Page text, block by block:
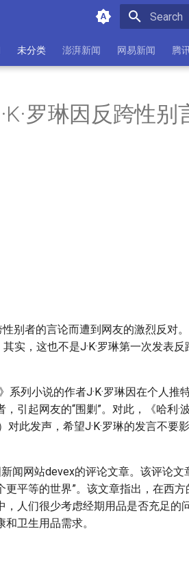
未分类 澎湃新闻 网易新闻 腾
罗琳因反跨性别
别者的言论而遭到网友的激烈反对
实，这也不是J·K·罗琳第一次发表
系列小说的作者J·K·罗琳因在个人推
引起网友的“围剿”。对此，《哈利·
此发声，希望J·K·罗琳的发言不要
闻网站devex的评论文章。该评论文
平等的世界”。该文章指出，在西
人们很少考虑经期用品是否充足的
卫生用品需求。